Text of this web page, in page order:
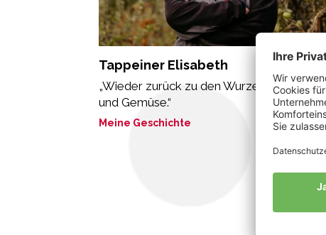
Tappeiner Elisabeth
„Wieder zurück zu den Wurzeln mit Äpfeln
und Gemüse.“
Meine Geschichte